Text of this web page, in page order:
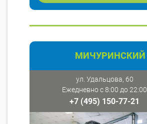
МИЧУРИНСКИЙ
ул. Удальцова, 60
Ежедневно с 8:00 до 22:00
+7 (495) 150-77-21